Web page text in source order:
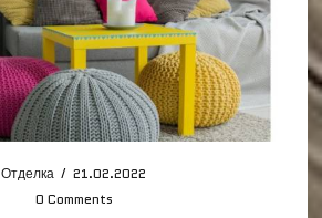
Отделка / 21.02.2022
0 Comments